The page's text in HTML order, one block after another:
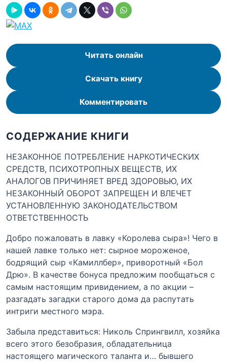
Читать онлайн
Скачать книгу
Комментировать
СОДЕРЖАНИЕ КНИГИ
НЕЗАКОННОЕ ПОТРЕБЛЕНИЕ НАРКОТИЧЕСКИХ
СРЕДСТВ, ПСИХОТРОПНЫХ ВЕЩЕСТВ, ИХ
АНАЛОГОВ ПРИЧИНЯЕТ ВРЕД ЗДОРОВЬЮ, ИХ
НЕЗАКОННЫЙ ОБОРОТ ЗАПРЕЩЕН И ВЛЕЧЕТ
УСТАНОВЛЕННУЮ ЗАКОНОДАТЕЛЬСТВОМ
ОТВЕТСТВЕННОСТЬ
Добро пожаловать в лавку «Королева сыра»! Чего в
нашей лавке только нет: сырное мороженое,
бодрящий сыр «Камиллбер», приворотный «Бол
Дрю». В качестве бонуса предложим пообщаться с
самым настоящим привидением, а по акции –
разгадать загадки старого дома да распутать
интриги местного мэра.
Забыла представиться: Николь Спрингвилл, хозяйка
всего этого безобразия, обладательница
настоящего магического таланта и… бывшего